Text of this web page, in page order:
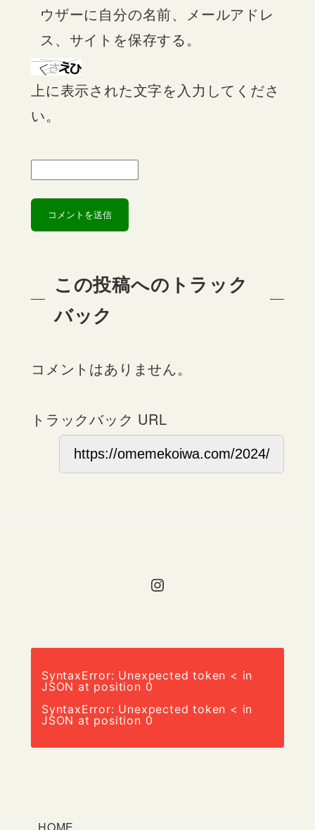
ウザーに自分の名前、メールアドレ
ス、サイトを保存する。
上に表示された文字を入力してくださ
い。
この投稿へのトラック
バック
コメントはありません。
トラックバック URL
Instagram
SyntaxError: Unexpected token < in
JSON at position 0
SyntaxError: Unexpected token < in
JSON at position 0